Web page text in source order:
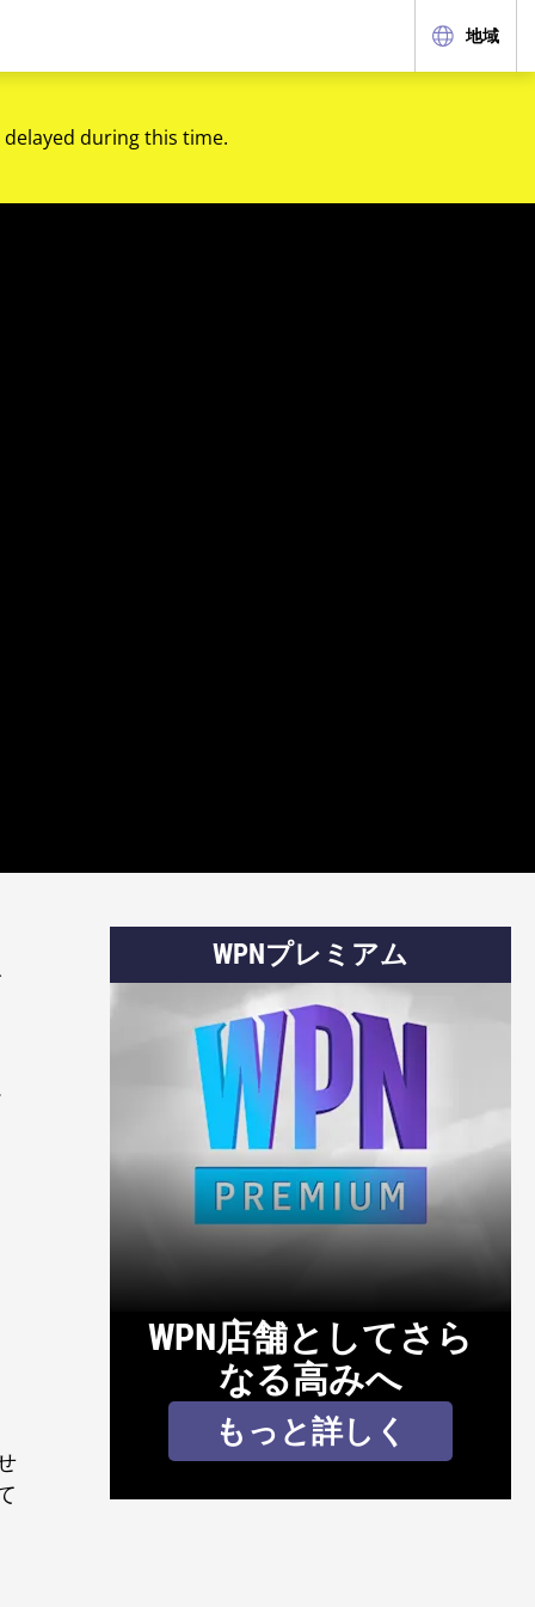
地域
during this time.
WPNプレミアム
WPN店舗としてさら
なる高みへ
もっと詳しく